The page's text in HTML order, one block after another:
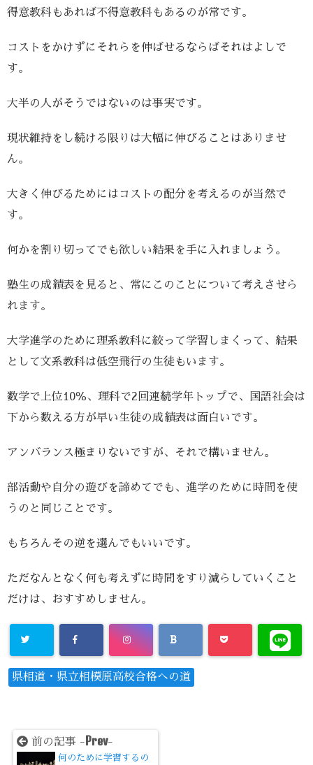
得意教科もあれば不得意教科もあるのが常です。
コストをかけずにそれらを伸ばせるならばそれはよしで
す。
大半の人がそうではないのは事実です。
現状維持をし続ける限りは大幅に伸びることはありませ
ん。
大きく伸びるためにはコストの配分を考えるのが当然で
す。
何かを割り切ってでも欲しい結果を手に入れましょう。
塾生の成績表を見ると、常にこのことについて考えさせら
れます。
大学進学のために理系教科に絞って学習しまくって、結果
として文系教科は低空飛行の生徒もいます。
数学で上位10％、理科で2回連続学年トップで、国語社会は
下から数える方が早い生徒の成績表は面白いです。
アンバランス極まりないですが、それで構いません。
部活動や自分の遊びを諦めてでも、進学のために時間を使
うのと同じことです。
もちろんその逆を選んでもいいです。
ただなんとなく何も考えずに時間をすり減らしていくこと
だけは、おすすめしません。
県相道・県立相模原高校合格への道
前の記事 - Prev-
何のために学習するの